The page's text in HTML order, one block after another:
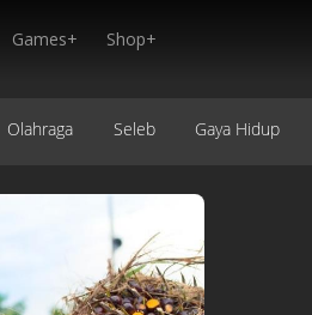
Games+ Shop+
Olahraga Seleb Gaya Hidup